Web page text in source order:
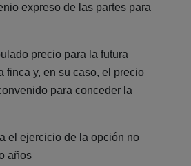
expreso de las partes para
precio para la futura
finca y, en su caso, el precio
para conceder la
el ejercicio de la opción no
años